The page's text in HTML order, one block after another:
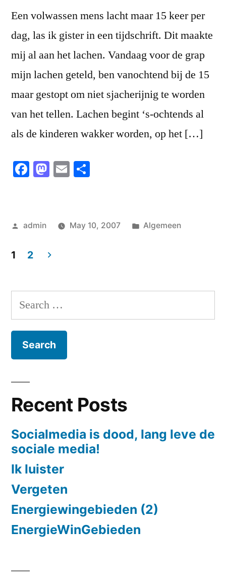
Een volwassen mens lacht maar 15 keer per
dag, las ik gister in een tijdschrift. Dit maakte
mij al aan het lachen. Vandaag voor de grap
mijn lachen geteld, ben vanochtend bij de 15
maar gestopt om niet sjacherijnig te worden
van het tellen. Lachen begint ‘s-ochtends al
als de kinderen wakker worden, op het […]
Facebook
Mastodon
Email
Posted
admin May 10, 2007
Posted
Algemeen
navigation
1 2
Search
for:
Recent Posts
Socialmedia is dood, lang leve de
sociale media!
Ik luister
Vergeten
Energiewingebieden (2)
EnergieWinGebieden